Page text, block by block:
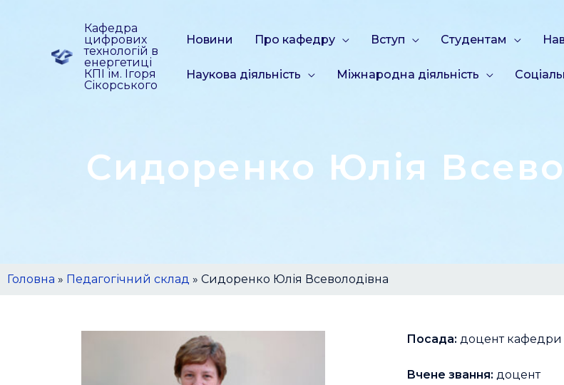
Кафедра
цифрових
технологій в
енергетиці
КПІ ім. Ігоря
Сікорського
Новини Про кафедру Вступ Студентам
Наукова діяльність Міжнародна діяльність
Сидоренко Юлія
Головна » Педагогічний склад » Сидоренко Юлія Всеволодівна
Посада: доцент кафедри
Вчене звання: доцент